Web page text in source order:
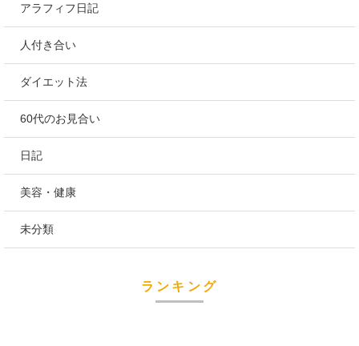
アラフィフ日記
人付き合い
ダイエット法
60代のお見合い
日記
美容・健康
未分類
ランキング